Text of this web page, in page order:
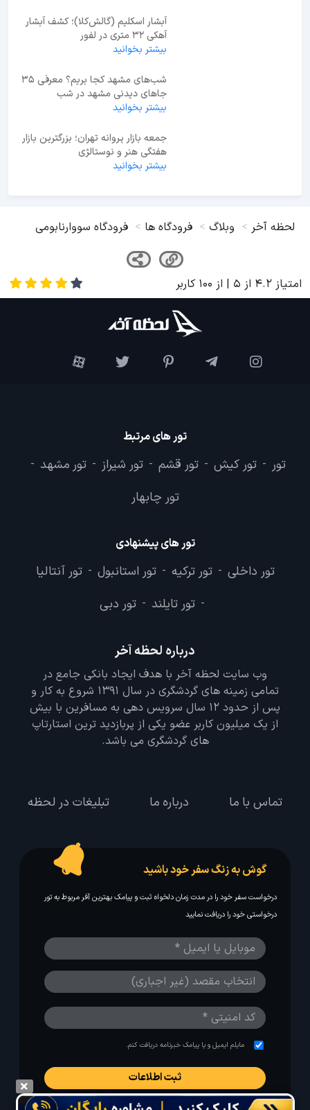
آبشار اسکلیم (گالش‌کلا)؛ کشف آبشار
آهکی ۳۲ متری در لفور
بیشتر بخوانید
شب‌های مشهد کجا بریم؟ معرفی 35
جاهای دیدنی مشهد در شب
بیشتر بخوانید
جمعه بازار پروانه تهران؛ بزرگترین بازار
هفتگی هنر و نوستالژی
بیشتر بخوانید
لحظه آخر وبلاگ فرودگاه ها فرودگاه سووارنابومی
امتیاز 4.2 از 5 | از 100 کاربر
تور های مرتبط
تور - تور کیش - تور قشم - تور شیراز - تور مشهد -
تور چابهار
تور های پیشنهادی
تور داخلی - تور ترکیه - تور استانبول - تور آنتالیا
- تور تایلند - تور دبی
درباره لحظه آخر
وب سایت لحظه آخر با هدف ایجاد بانکی جامع در
تمامی زمینه های گردشگری در سال 1391 شروع به کار و
پس از حدود 12 سال سرویس دهی به مسافرین با بیش
از یک میلیون کاربر عضو یکی از پربازدید ترین استارتاپ
های گردشگری می باشد.
تماس با ما درباره ما تبلیغات در لحظه
گوش به زنگ سفر خود باشید
درخواست سفر خود را در مدت زمان دلخواه ثبت و پیامک بهترین آفر مربوط به تور
درخواستی خود را دریافت نمایید
مایلم ایمیل و یا پیامک خبرنامه دریافت کنم.